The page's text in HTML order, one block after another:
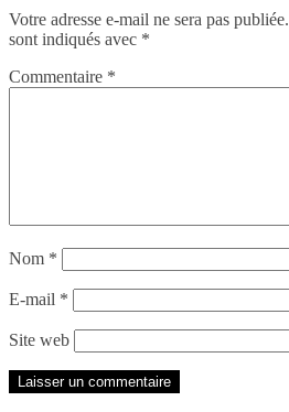
Votre adresse e-mail ne sera pas publiée.
sont indiqués avec *
Commentaire *
Nom *
E-mail *
Site web